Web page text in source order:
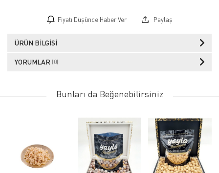
Fiyatı Düşünce Haber Ver Paylaş
ÜRÜN BILGISI
YORUMLAR (0)
Bunları da Beğenebilirsiniz